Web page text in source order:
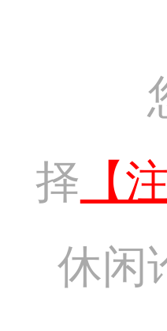
择 【
休闲